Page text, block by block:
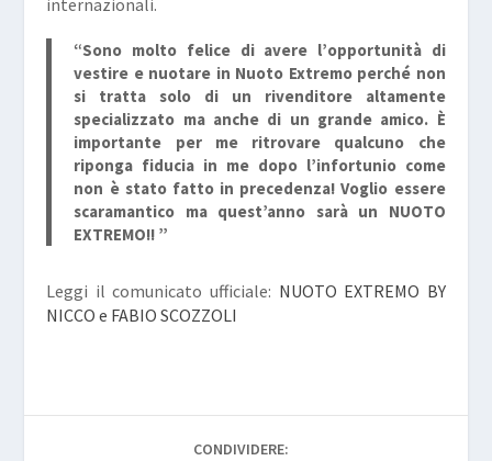
internazionali.
“Sono molto felice di avere l’opportunità di
vestire e nuotare in Nuoto Extremo perché non
si tratta solo di un rivenditore altamente
specializzato ma anche di un grande amico. È
importante per me ritrovare qualcuno che
riponga fiducia in me dopo l’infortunio come
non è stato fatto in precedenza! Voglio essere
scaramantico ma quest’anno sarà un NUOTO
EXTREMO!! ”
Leggi il comunicato ufficiale: NUOTO EXTREMO BY
NICCO e FABIO SCOZZOLI
CONDIVIDERE: